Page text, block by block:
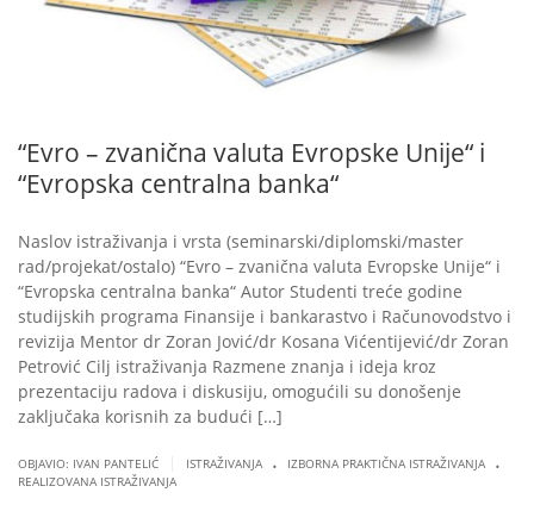
“Evro – zvanična valuta Evropske Unije“ i
“Evropska centralna banka“
Naslov istraživanja i vrsta (seminarski/diplomski/master
rad/projekat/ostalo) “Evro – zvanična valuta Evropske Unije“ i
“Evropska centralna banka“ Autor Studenti treće godine
studijskih programa Finansije i bankarastvo i Računovodstvo i
revizija Mentor dr Zoran Jović/dr Kosana Vićentijević/dr Zoran
Petrović Cilj istraživanja Razmene znanja i ideja kroz
prezentaciju radova i diskusiju, omogućili su donošenje
zaključaka korisnih za budući […]
OBJAVIO: IVAN PANTELIĆ ISTRAŽIVANJA . IZBORNA PRAKTIČNA ISTRAŽIVANJA .
REALIZOVANA ISTRAŽIVANJA